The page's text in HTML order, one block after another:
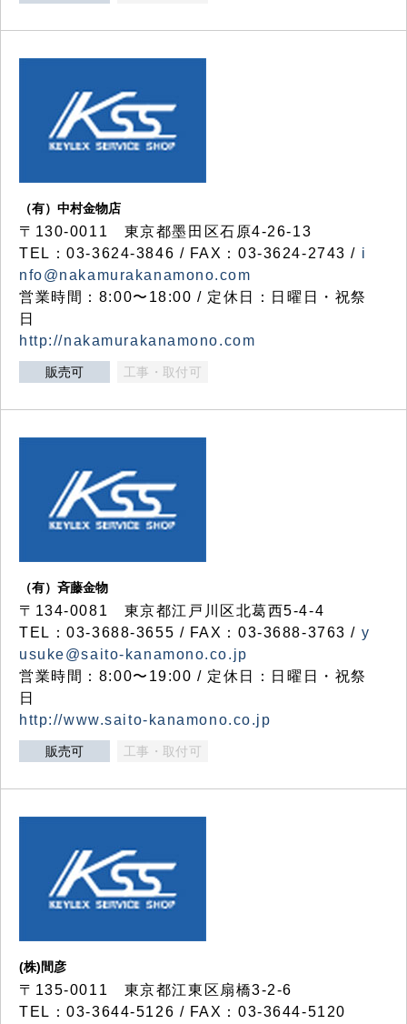
（有）中村金物店
〒130-0011 東京都墨田区石原4-26-13
TEL：03-3624-3846 / FAX：03-3624-2743 / i
nfo@nakamurakanamono.com
営業時間：8:00〜18:00 / 定休日：日曜日・祝祭
日
http://nakamurakanamono.com
販売可 工事・取付可
（有）斉藤金物
〒134-0081 東京都江戸川区北葛西5-4-4
TEL：03-3688-3655 / FAX：03-3688-3763 / y
usuke@saito-kanamono.co.jp
営業時間：8:00〜19:00 / 定休日：日曜日・祝祭
日
http://www.saito-kanamono.co.jp
販売可 工事・取付可
(株)間彦
〒135-0011 東京都江東区扇橋3-2-6
TEL：03-3644-5126 / FAX：03-3644-5120